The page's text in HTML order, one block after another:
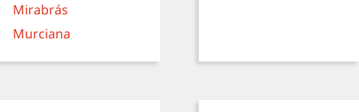
Mirabrás
Murciana